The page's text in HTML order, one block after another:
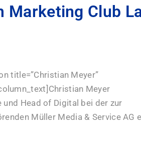
Marketing Club
title=”Christian Meyer”
Meyer
Head of Digital bei der zur
Müller Media & Service AG